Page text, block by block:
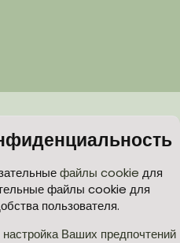
файлы cookie для
файлы cookie для
пользователя.
Ваших предпочтений